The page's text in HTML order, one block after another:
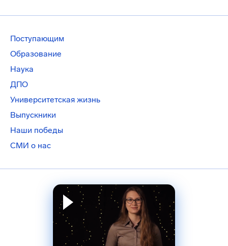
Поступающим
Образование
Наука
ДПО
Университетская жизнь
Выпускники
Наши победы
СМИ о нас